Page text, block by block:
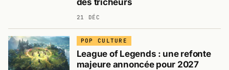
des tricheurs
21 DÉC
POP CULTURE
League of Legends : une refonte
majeure annoncée pour 2027